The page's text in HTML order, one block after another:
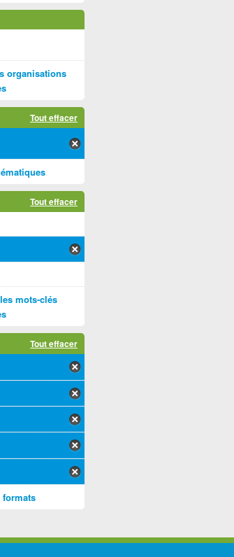
organisations
Tout effacer
Tout effacer
mots-clés
Tout effacer